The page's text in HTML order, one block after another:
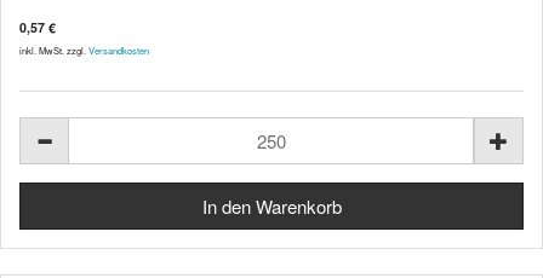
0,57 €
inkl. MwSt. zzgl. Versandkosten